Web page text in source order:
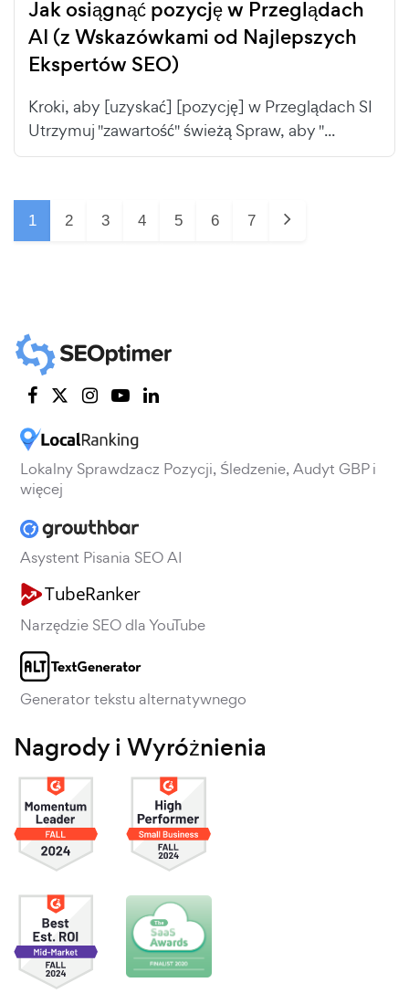
Jak osiągnąć pozycję w Przeglądach
AI (z Wskazówkami od Najlepszych
Ekspertów SEO)
Kroki, aby [uzyskać] [pozycję] w Przeglądach SI
Utrzymuj "zawartość" świeżą Spraw, aby "...
1 2 3 4 5 6 7
Lokalny Sprawdzacz Pozycji, Śledzenie, Audyt GBP i
więcej
Asystent Pisania SEO AI
Narzędzie SEO dla YouTube
Generator tekstu alternatywnego
Nagrody i Wyróżnienia